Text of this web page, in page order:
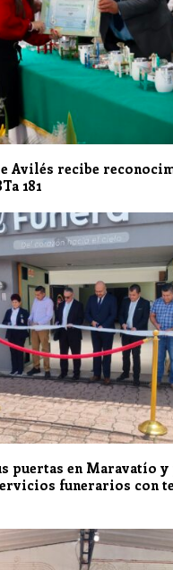
Avilés recibe
181
puertas en Maravatío y
funerarios con